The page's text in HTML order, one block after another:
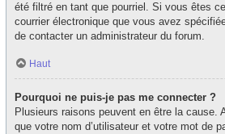
été filtré en tant que pourriel. Si vous êtes
courrier électronique que vous avez
de contacter un administrateur du forum.
Haut
Pourquoi ne puis-je pas me connecter ?
Plusieurs raisons peuvent en être la cause.
que votre nom d’utilisateur et votre mot de